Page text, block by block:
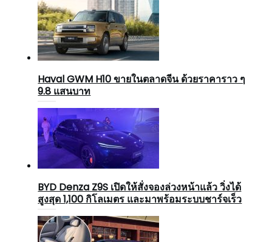
Haval GWM H10 ขายในตลาดจีน ด้วยราคาราว ๆ
9.8 แสนบาท
BYD Denza Z9S เปิดให้สั่งจองล่วงหน้าแล้ว วิ่งได้
สูงสุด 1,100 กิโลเมตร และมาพร้อมระบบชาร์จเร็ว